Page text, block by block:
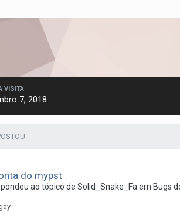
VISITA
7, 2018
do mypst
ao tópico deSolid_Snake_Fa em Bugs